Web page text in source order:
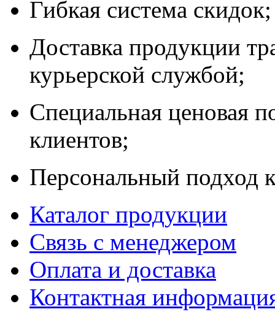
Гибкая система скидок;
Доставка продукции
курьерской службой;
Специальная ценовая
клиентов;
Персональный подход
Каталог продукции
Связь с менеджером
Оплата и доставка
Контактная